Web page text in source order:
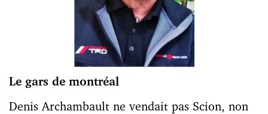
Le gars de montréal
Denis Archambault ne vendait pas Scion, non